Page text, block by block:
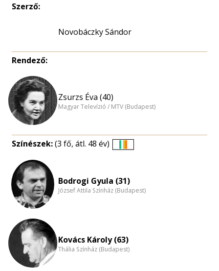
Szerző:
Novobáczky Sándor
Rendező:
Zsurzs Éva (40)
Magyar Televízió / MTV (Budapest)
Színészek:(3 fő, átl. 48 év)
nagyítása
Bodrogi Gyula (31)
József Attila Színház (Budapest)
Kovács Károly (63)
Thália Színház (Budapest)